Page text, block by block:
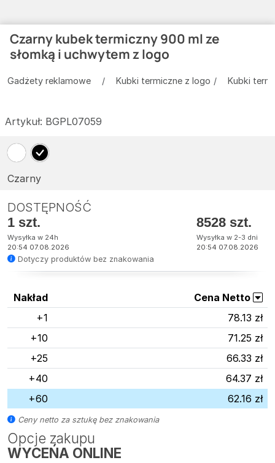
Czarny kubek termiczny 900 ml ze
słomką i uchwytem z logo
Gadżety reklamowe Kubki termiczne z logo Kubki
Artykuł: BGPL07059
Czarny
DOSTĘPNOŚĆ
1 szt.
Wysyłka w 24h
20:54 07.08.2026
8528 szt.
Wysyłka w 2-3 dni
20:54 07.08.2026
Dotyczy produktów bez znakowania
Opcje zakupu
WYCEŃA ONLINE
Nakład
Cena Netto
+1
78.13 zł
+10
71.25 zł
+25
66.33 zł
+40
64.37 zł
+60
62.16 zł
Ceny netto za sztukę bez znakowania